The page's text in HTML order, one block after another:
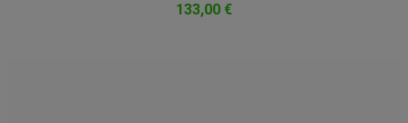
133,00 €